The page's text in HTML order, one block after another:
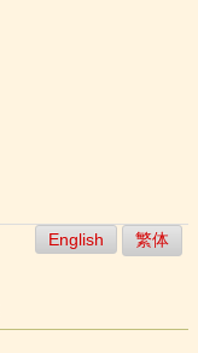
English 繁体